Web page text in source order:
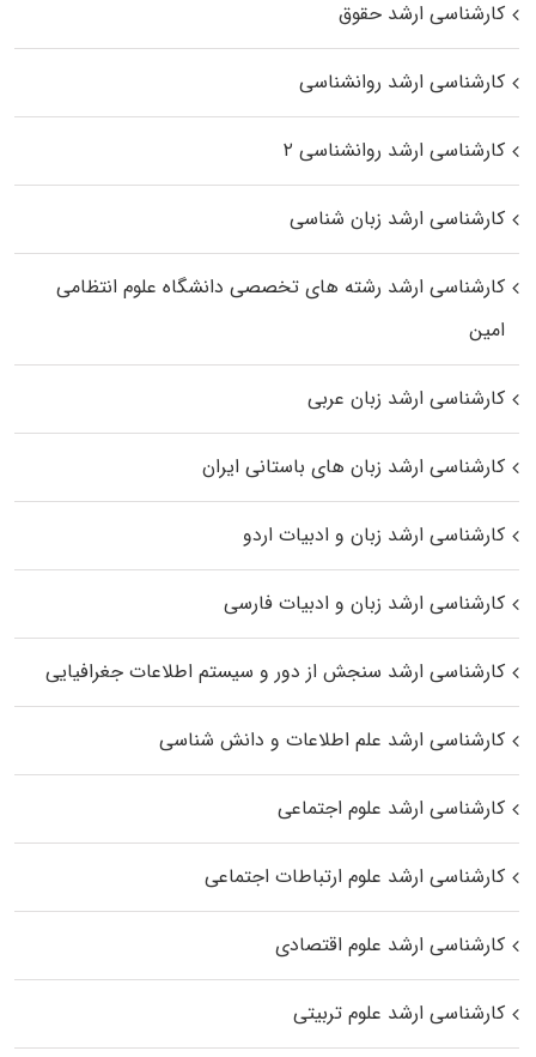
کارشناسی ارشد حقوق
کارشناسی ارشد روانشناسی
کارشناسی ارشد روانشناسی ۲
کارشناسی ارشد زبان شناسی
کارشناسی ارشد رﺷﺘﻪ ﻫﺎی تخصصی داﻧﺸﮕﺎه ﻋﻠﻮم انتظامی
اﻣﻴﻦ
کارشناسی ارشد زبان عربی
کارشناسی ارشد زبان‌ های باستانی ایران
کارشناسی ارشد زبان و ادبیات اردو
کارشناسی ارشد زبان و ادبیات فارسی
کارشناسی ارشد سنجش از دور و سیستم اطلاعات جغرافیایی
کارشناسی ارشد علم اطلاعات و دانش شناسی
کارشناسی ارشد علوم اجتماعی
کارشناسی ارشد علوم ارتباطات اجتماعی
کارشناسی ارشد علوم اقتصادی
کارشناسی ارشد علوم تربیتی